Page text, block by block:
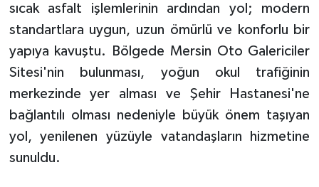
sıcak asfalt işlemlerinin ardından yol; modern
standartlara uygun, uzun ömürlü ve konforlu bir
yapıya kavuştu. Bölgede Mersin Oto Galericiler
Sitesi'nin bulunması, yoğun okul trafiğinin
merkezinde yer alması ve Şehir Hastanesi'ne
bağlantılı olması nedeniyle büyük önem taşıyan
yol, yenilenen yüzüyle vatandaşların hizmetine
sunuldu.